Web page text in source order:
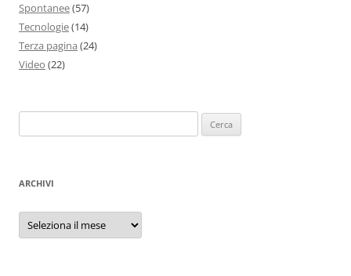
Spontanee(57)
Tecnologie(14)
Terza pagina (24)
Video (22)
per:
ARCHIVI
Archivi